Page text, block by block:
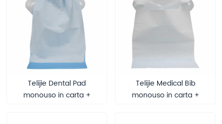
certificato CE/ISO13485,
30*30/30*40/40*40 cm
visita
Telijie Dental Pad
monouso in carta +
Telijie Medical Bib
monouso in carta +